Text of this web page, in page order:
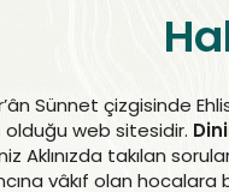
Sünnet çizgisinde
olduğu web sitesidir.
Aklınızda takılan
vâkıf olan